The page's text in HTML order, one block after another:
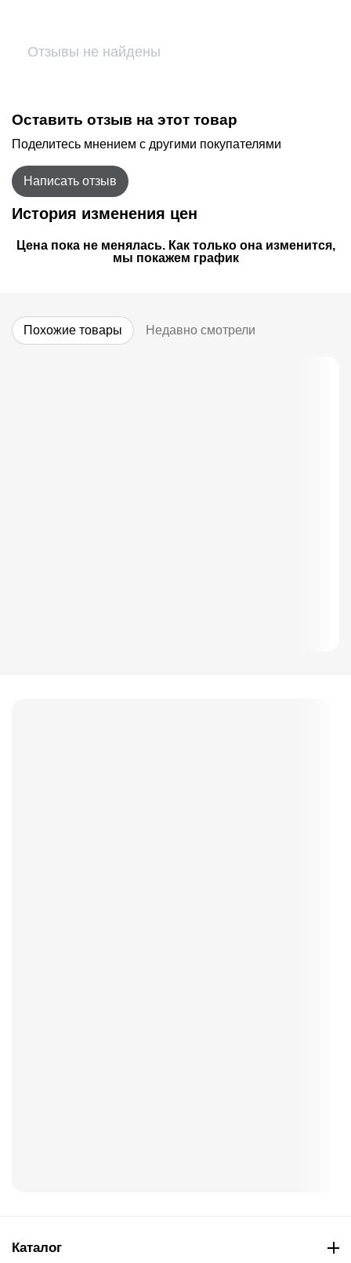
Отзывы не найдены
Оставить отзыв на этот товар
Поделитесь мнением с другими покупателями
Написать отзыв
История изменения цен
Цена пока не менялась. Как только она изменится,
мы покажем график
Похожие товары Недавно смотрели
Каталог